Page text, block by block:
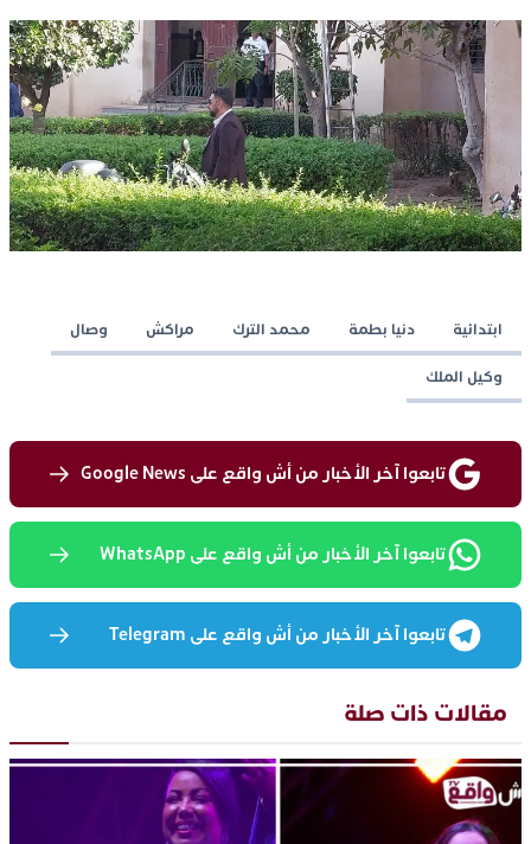
ابتدائية دنيا بطمة محمد الترك مراكش وصال
وكيل الملك
تابعوا آخر الأخبار من أش واقع على Google News
تابعوا آخر الأخبار من أش واقع على WhatsApp
تابعوا آخر الأخبار من أش واقع على Telegram
مقالات ذات صلة